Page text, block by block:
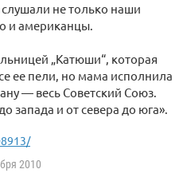
не только наши
и американцы.
„Катюши“, которая
ее пели, но мама исполнила
— весь Советский Союз.
запада и от севера до юга».
2010